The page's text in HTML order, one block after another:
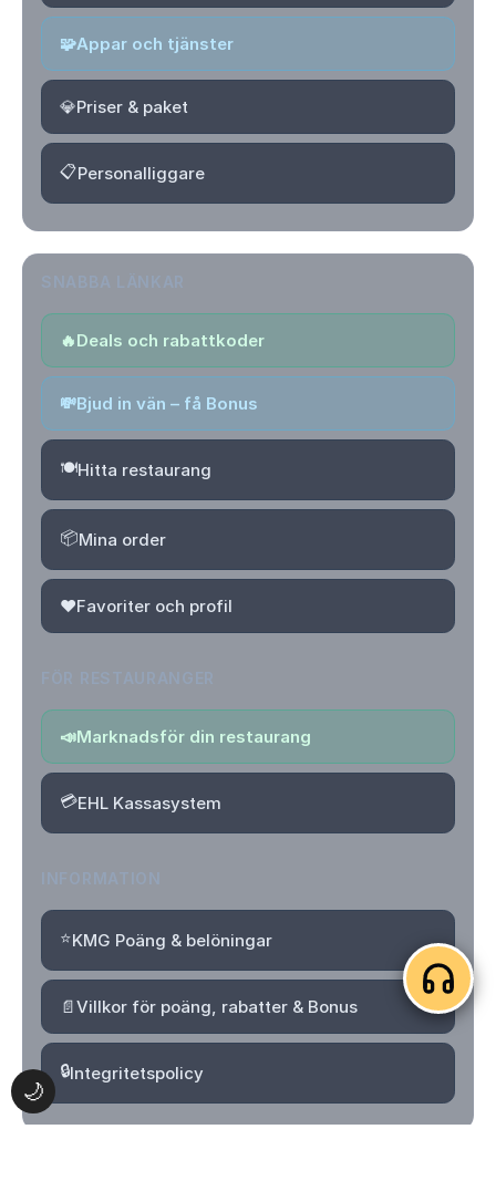
🌙
🧩Appar och tjänster
💎Priser & paket
📋Personalliggare
🔥Deals och rabattkoder
💸Bjud in vän – få Bonus
🍽️Hitta restaurang
📦Mina order
❤️Favoriter och profil
📣Marknadsför din restaurang
💳EHL Kassasystem
⭐KMG Poäng & belöningar
📄Villkor för poäng, rabatter & Bonus
🔒Integritetspolicy